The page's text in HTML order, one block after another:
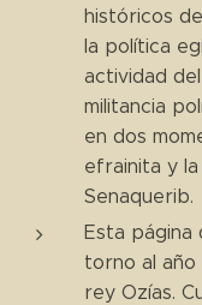
históricos
la política
actividad
militancia
en dos
efrainita y
Senaquerib.
Esta
torno al año
rey Ozías.